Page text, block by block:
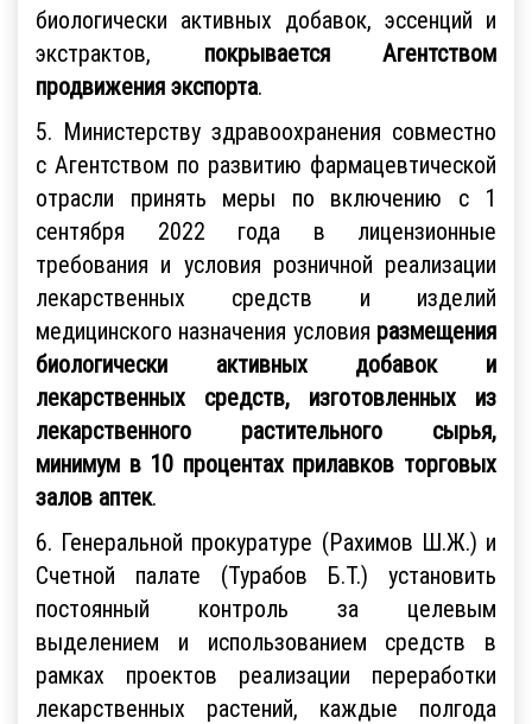
биологически активных добавок, эссенций и
экстрактов, покрывается Агентством
продвижения экспорта.
5. Министерству здравоохранения совместно
с Агентством по развитию фармацевтической
отрасли принять меры по включению с 1
сентября 2022 года в лицензионные
требования и условия розничной реализации
лекарственных средств и изделий
медицинского назначения условия размещения
биологически активных добавок и
лекарственных средств, изготовленных из
лекарственного растительного сырья,
минимум в 10 процентах прилавков торговых
залов аптек.
6. Генеральной прокуратуре (Рахимов Ш.Ж.) и
Счетной палате (Турабов Б.Т.) установить
постоянный контроль за целевым
выделением и использованием средств в
рамках проектов реализации переработки
лекарственных растений, каждые полгода